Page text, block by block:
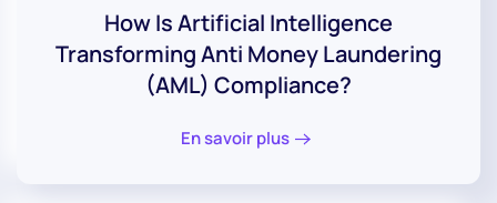
How Is Artificial Intelligence
Transforming Anti Money Laundering
(AML) Compliance?
En savoir plus